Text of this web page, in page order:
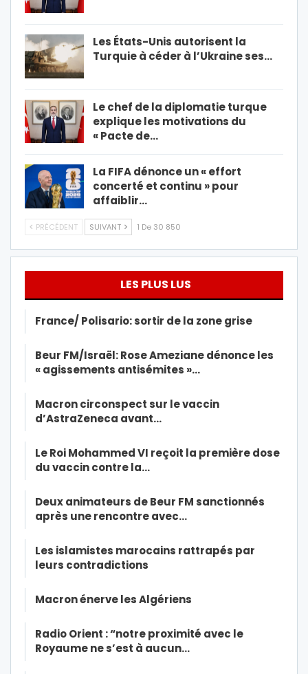
Les États-Unis autorisent la
Turquie à céder à l’Ukraine ses…
Le chef de la diplomatie turque
explique les motivations du
« Pacte de…
La FIFA dénonce un « effort
concerté et continu » pour
affaiblir…
PRÉCÉDENT SUIVANT 1 De 30 850
LES PLUS LUS
France/ Polisario: sortir de la zone grise
Beur FM/Israël: Rose Ameziane dénonce les
« agissements antisémites »…
Macron circonspect sur le vaccin
d’AstraZeneca avant…
Le Roi Mohammed VI reçoit la première dose
du vaccin contre la…
Deux animateurs de Beur FM sanctionnés
après une rencontre avec…
Les islamistes marocains rattrapés par
leurs contradictions
Macron énerve les Algériens
Radio Orient : “notre proximité avec le
Royaume ne s’est à aucun…